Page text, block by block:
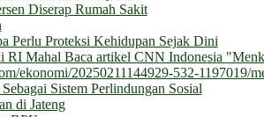
Diserap Rumah Sakit
Perlu Proteksi Kehidupan Sejak Dini
RI Mahal Baca artikel CNN Indonesia
ekonomi/20250211144929-532-1197019/
Sistem Perlindungan Sosial
di Jateng